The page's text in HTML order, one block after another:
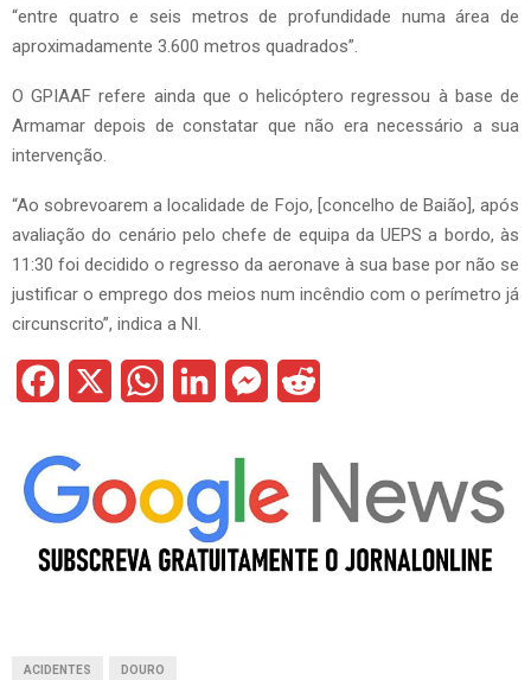
“entre quatro e seis metros de profundidade numa área de
aproximadamente 3.600 metros quadrados”.
O GPIAAF refere ainda que o helicóptero regressou à base de
Armamar depois de constatar que não era necessário a sua
intervenção.
“Ao sobrevoarem a localidade de Fojo, [concelho de Baião], após
avaliação do cenário pelo chefe de equipa da UEPS a bordo, às
11:30 foi decidido o regresso da aeronave à sua base por não se
justificar o emprego dos meios num incêndio com o perímetro já
circunscrito”, indica a NI.
c
e
b
t
s
k
e
M
s
e
d
ACIDENTES DOURO